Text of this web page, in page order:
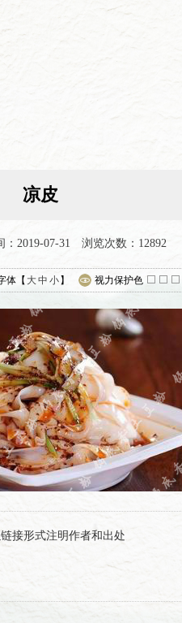
凉皮
2019-07-31 浏览次数：12892
体【 大中 小】 视力保护色
接形式注明作者和出处